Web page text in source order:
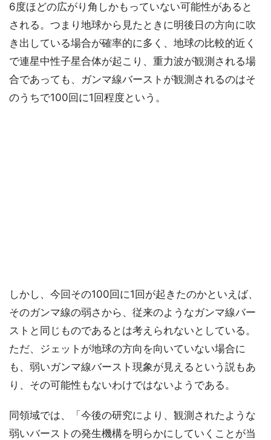
6度ほどの広がり角しかもっていない可能性があると
される。つまり地球から見たときに明後日の方向に吹
き出している場合が確率的に多く、地球の比較的近く
で連星中性子星合体が起こり、重力波が観測される場
合であっても、ガンマ線バーストが観測されるのはそ
のうちで100回に1回程度という。
しかし、今回その100回に1回が起きたのかといえば、
そのガンマ線の弱さから、従来のようなガンマ線バー
ストと同じものであるとは考えられないとしている。
ただ、ジェットが地球の方向を向いていない場合に
も、弱いガンマ線バースト現象が見えるという説もあ
り、その可能性もないわけではないようである。
同領域では、「今後の研究により、観測されたような
弱いバーストの発生機構を明らかにしていくことが当